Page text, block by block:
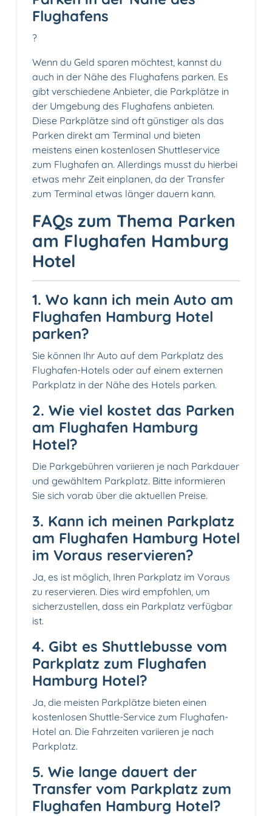
Flughafens
?️
Wenn du Geld sparen möchtest, kannst du
auch in der Nähe des Flughafens parken. Es
gibt verschiedene Anbieter, die Parkplätze in
der Umgebung des Flughafens anbieten.
Diese Parkplätze sind oft günstiger als das
Parken direkt am Terminal und bieten
meistens einen kostenlosen Shuttleservice
zum Flughafen an. Allerdings musst du hierbei
etwas mehr Zeit einplanen, da der Transfer
zum Terminal etwas länger dauern kann.
FAQs zum Thema Parken
am Flughafen Hamburg
Hotel
1. Wo kann ich mein Auto am
Flughafen Hamburg Hotel
parken?
Sie können Ihr Auto auf dem Parkplatz des
Flughafen-Hotels oder auf einem externen
Parkplatz in der Nähe des Hotels parken.
2. Wie viel kostet das Parken
am Flughafen Hamburg
Hotel?
Die Parkgebühren variieren je nach Parkdauer
und gewähltem Parkplatz. Bitte informieren
Sie sich vorab über die aktuellen Preise.
3. Kann ich meinen Parkplatz
am Flughafen Hamburg Hotel
im Voraus reservieren?
Ja, es ist möglich, Ihren Parkplatz im Voraus
zu reservieren. Dies wird empfohlen, um
sicherzustellen, dass ein Parkplatz verfügbar
ist.
4. Gibt es Shuttlebusse vom
Parkplatz zum Flughafen
Hamburg Hotel?
Ja, die meisten Parkplätze bieten einen
kostenlosen Shuttle-Service zum Flughafen-
Hotel an. Die Fahrzeiten variieren je nach
Parkplatz.
5. Wie lange dauert der
Transfer vom Parkplatz zum
Flughafen Hamburg Hotel?